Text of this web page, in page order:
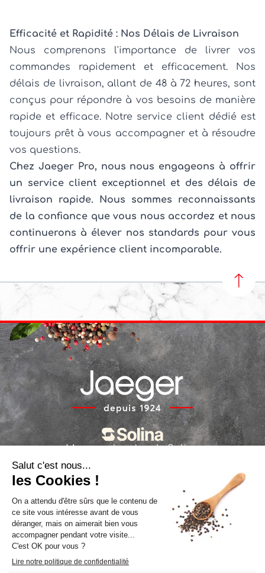
Efficacité et Rapidité : Nos Délais de Livraison
Nous comprenons l'importance de livrer vos
commandes rapidement et efficacement. Nos
délais de livraison, allant de 48 à 72 heures, sont
conçus pour répondre à vos besoins de manière
rapide et efficace. Notre service client dédié est
toujours prêt à vous accompagner et à résoudre
vos questions.
Chez Jaeger Pro, nous nous engageons à offrir
un service client exceptionnel et des délais de
livraison rapide. Nous sommes reconnaissants
de la confiance que vous nous accordez et nous
continuerons à élever nos standards pour vous
offrir une expérience client incomparable.
Marques locales de Solina